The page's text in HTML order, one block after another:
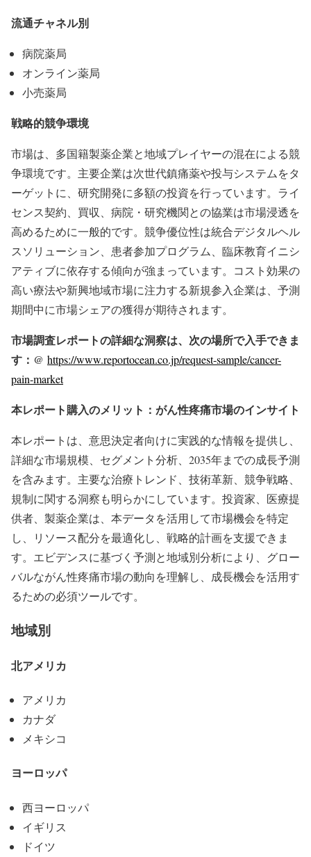
流通チャネル別
病院薬局
オンライン薬局
小売薬局
戦略的競争環境
市場は、多国籍製薬企業と地域プレイヤーの混在による競
争環境です。主要企業は次世代鎮痛薬や投与システムをタ
ーゲットに、研究開発に多額の投資を行っています。ライ
センス契約、買収、病院・研究機関との協業は市場浸透を
高めるために一般的です。競争優位性は統合デジタルヘル
スソリューション、患者参加プログラム、臨床教育イニシ
アティブに依存する傾向が強まっています。コスト効果の
高い療法や新興地域市場に注力する新規参入企業は、予測
期間中に市場シェアの獲得が期待されます。
市場調査レポートの詳細な洞察は、次の場所で入手できま
す：@ https://www.reportocean.co.jp/request-sample/cancer-
pain-market
本レポート購入のメリット：がん性疼痛市場のインサイト
本レポートは、意思決定者向けに実践的な情報を提供し、
詳細な市場規模、セグメント分析、2035年までの成長予測
を含みます。主要な治療トレンド、技術革新、競争戦略、
規制に関する洞察も明らかにしています。投資家、医療提
供者、製薬企業は、本データを活用して市場機会を特定
し、リソース配分を最適化し、戦略的計画を支援できま
す。エビデンスに基づく予測と地域別分析により、グロー
バルながん性疼痛市場の動向を理解し、成長機会を活用す
るための必須ツールです。
地域別
北アメリカ
アメリカ
カナダ
メキシコ
ヨーロッパ
西ヨーロッパ
イギリス
ドイツ